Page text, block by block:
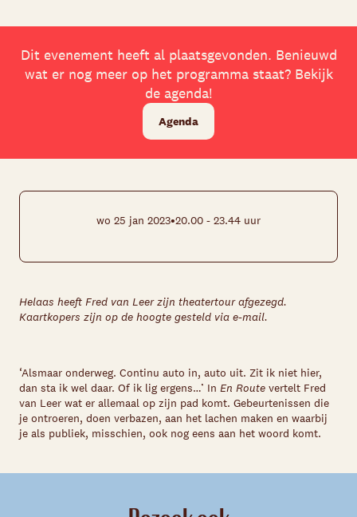
Dit evenement heeft al plaatsgevonden. Benieuwd
wat er nog meer op het programma staat? Bekijk
de agenda!
Agenda
wo 25 jan 2023•20.00 - 23.44 uur
Helaas heeft Fred van Leer zijn theatertour afgezegd.
Kaartkopers zijn op de hoogte gesteld via e-mail.
‘Alsmaar onderweg. Continu auto in, auto uit. Zit ik niet hier,
dan sta ik wel daar. Of ik lig ergens…’ In En Route vertelt Fred
van Leer wat er allemaal op zijn pad komt. Gebeurtenissen die
je ontroeren, doen verbazen, aan het lachen maken en waarbij
je als publiek, misschien, ook nog eens aan het woord komt.